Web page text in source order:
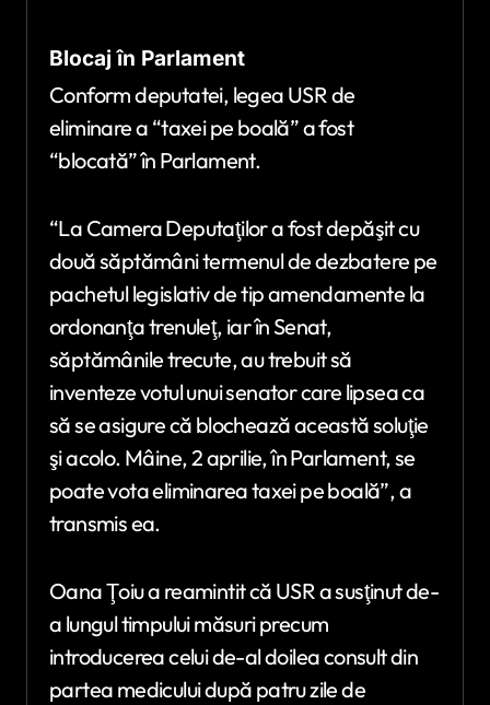
Blocaj în Parlament
Conform deputatei, legea USR de
eliminare a “taxei pe boală” a fost
“blocată” în Parlament.
“La Camera Deputaţilor a fost depăşit cu
două săptămâni termenul de dezbatere pe
pachetul legislativ de tip amendamente la
ordonanţa trenuleţ, iar în Senat,
săptămânile trecute, au trebuit să
inventeze votul unui senator care lipsea ca
să se asigure că blochează această soluţie
şi acolo. Mâine, 2 aprilie, în Parlament, se
poate vota eliminarea taxei pe boală”, a
transmis ea.
Oana Ţoiu a reamintit că USR a susţinut de-
a lungul timpului măsuri precum
introducerea celui de-al doilea consult din
partea medicului după patru zile de